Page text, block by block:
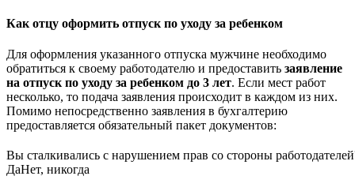
Как отцу оформить отпуск по уходу за ребенком
Для оформления указанного отпуска мужчине необходимо
обратиться к своему работодателю и предоставить заявление
на отпуск по уходу за ребенком до 3 лет. Если мест работ
несколько, то подача заявления происходит в каждом из них.
Помимо непосредственно заявления в бухгалтерию
предоставляется обязательный пакет документов:
Вы сталкивались с нарушением прав со стороны
ДаНет, никогда